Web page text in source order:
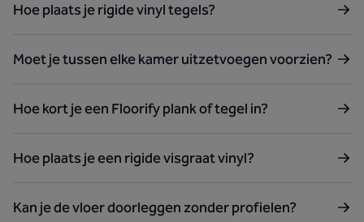
Hoe plaats je rigide vinyl tegels?
Moet je tussen elke kamer uitzetvoegen voorzien?
Hoe kort je een Floorify plank of tegel in?
Hoe plaats je een rigide visgraat vinyl?
Kan je de vloer doorleggen zonder profielen?